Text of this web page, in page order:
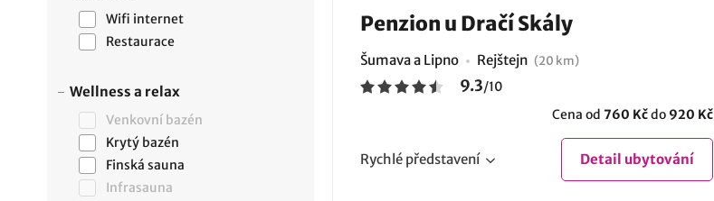
Wifi internet
Restaurace
Wellness a relax
Venkovní bazén
Krytý bazén
Finská sauna
Infrasauna
Penzion u Dračí Skály
Šumava a Lipno Rejštejn (20 km)
9.3/10
Cena od 760 Kčdo 920 Kč
Rychlé představení Detail ubytování